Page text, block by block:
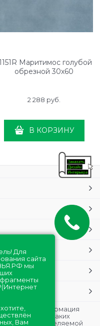
Маритимос голубой
обрезной 30х60
2 288 руб.
В КОРЗИНУ
данная информация
и ни при каких
определяемой
Для
сайта
мы
Вам